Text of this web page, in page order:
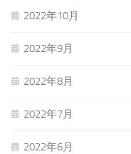
2022年10月
2022年9月
2022年8月
2022年7月
2022年6月